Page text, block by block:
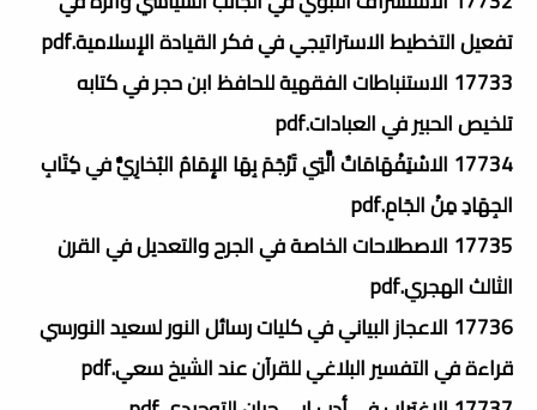
تفعيل التخطيط الاستراتيجي في فكر القيادة الإسلامية.pdf
17733 الاستنباطات الفقهية للحافظ ابن حجر في كتابه
تلخيص الحبير في العبادات.pdf
17734 الاسْتِفْهَامَاتُ الَّتِي تَرْجَمَ بِهَا الإِمَامُ البُخارِيُّ في كِتَابِ
الجِهَادِ مِنْ الجَامِ.pdf
17735 الاصطلاحات الخاصة في الجرح والتعديل في القرن
الثالث الهجري.pdf
17736 الاعجاز البياني في كليات رسائل النور لسعيد النورسي
قراءة في التفسير البلاغي للقرآن عند الشيخ سعي.pdf